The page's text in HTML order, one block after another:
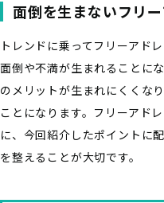
面倒を生まないフリ
トレンドに乗ってフリーアド
面倒や不満が生まれることに
のメリットが生まれにくくな
ことになります。フリーアド
に、今回紹介したポイントに
を整えることが大切です。